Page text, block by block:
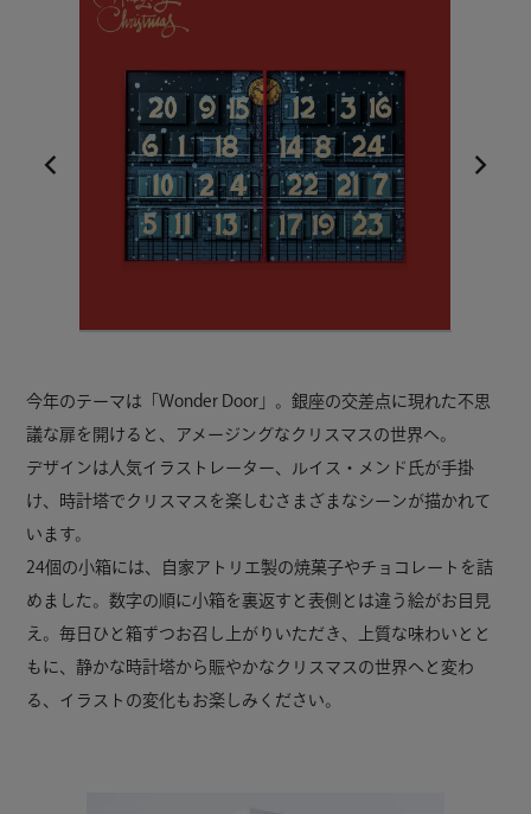
今年のテーマは「Wonder Door」。銀座の交差点に現れた不思
議な扉を開けると、アメージングなクリスマスの世界へ。
デザインは人気イラストレーター、ルイス・メンド氏が手掛
け、時計塔でクリスマスを楽しむさまざまなシーンが描かれて
います。
24個の小箱には、自家アトリエ製の焼菓子やチョコレートを詰
めました。数字の順に小箱を裏返すと表側とは違う絵がお目見
え。毎日ひと箱ずつお召し上がりいただき、上質な味わいとと
もに、静かな時計塔から賑やかなクリスマスの世界へと変わ
る、イラストの変化もお楽しみください。